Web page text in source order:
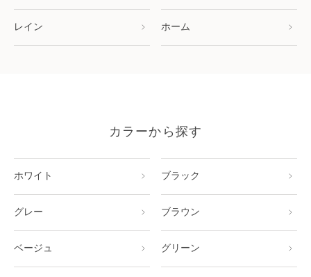
レイン ホーム
カラーから探す
ホワイト ブラック
グレー ブラウン
ベージュ グリーン